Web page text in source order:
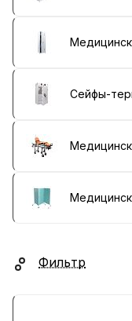
Сейфы-
Фильтр